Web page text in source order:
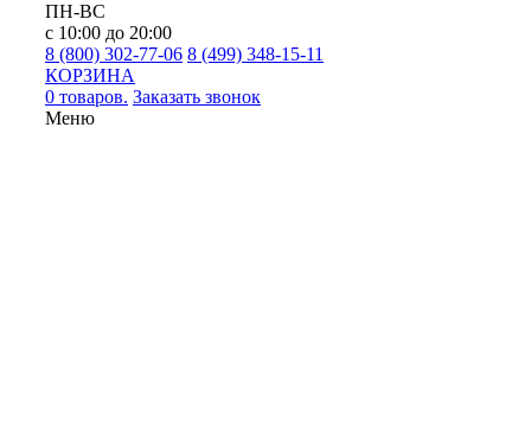
ПН-ВС
с 10:00 до 20:00
8 (800) 302-77-06 8 (499) 348-15-11
КОРЗИНА
0 товаров. Заказать звонок
Меню